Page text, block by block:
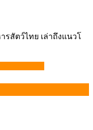
รสัตว์ไทย เล่าถึงแนวโ